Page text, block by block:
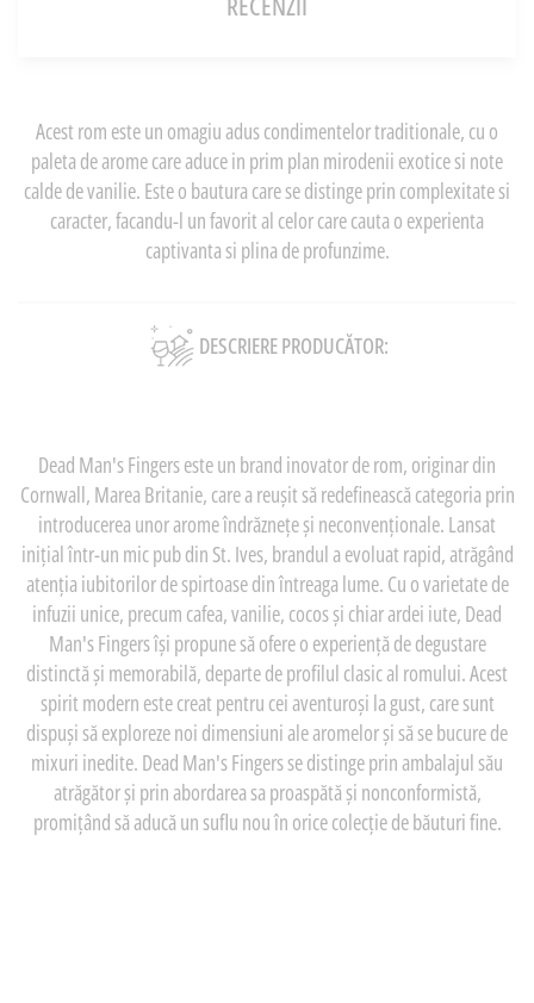
Acest rom este un omagiu adus condimentelor traditionale, cu o
paleta de arome care aduce in prim plan mirodenii exotice si note
calde de vanilie. Este o bautura care se distinge prin complexitate si
caracter, facandu-l un favorit al celor care cauta o experienta
captivanta si plina de profunzime.
DESCRIERE PRODUCĂTOR:
Dead Man's Fingers este un brand inovator de rom, originar din
Cornwall, Marea Britanie, care a reușit să redefinească categoria prin
introducerea unor arome îndrăznețe și neconvenționale. Lansat
inițial într-un mic pub din St. Ives, brandul a evoluat rapid, atrăgând
atenția iubitorilor de spirtoase din întreaga lume. Cu o varietate de
infuzii unice, precum cafea, vanilie, cocos și chiar ardei iute, Dead
Man's Fingers își propune să ofere o experiență de degustare
distinctă și memorabilă, departe de profilul clasic al romului. Acest
spirit modern este creat pentru cei aventuroși la gust, care sunt
dispuși să exploreze noi dimensiuni ale aromelor și să se bucure de
mixuri inedite. Dead Man's Fingers se distinge prin ambalajul său
atrăgător și prin abordarea sa proaspătă și nonconformistă,
promițând să aducă un suflu nou în orice colecție de băuturi fine.